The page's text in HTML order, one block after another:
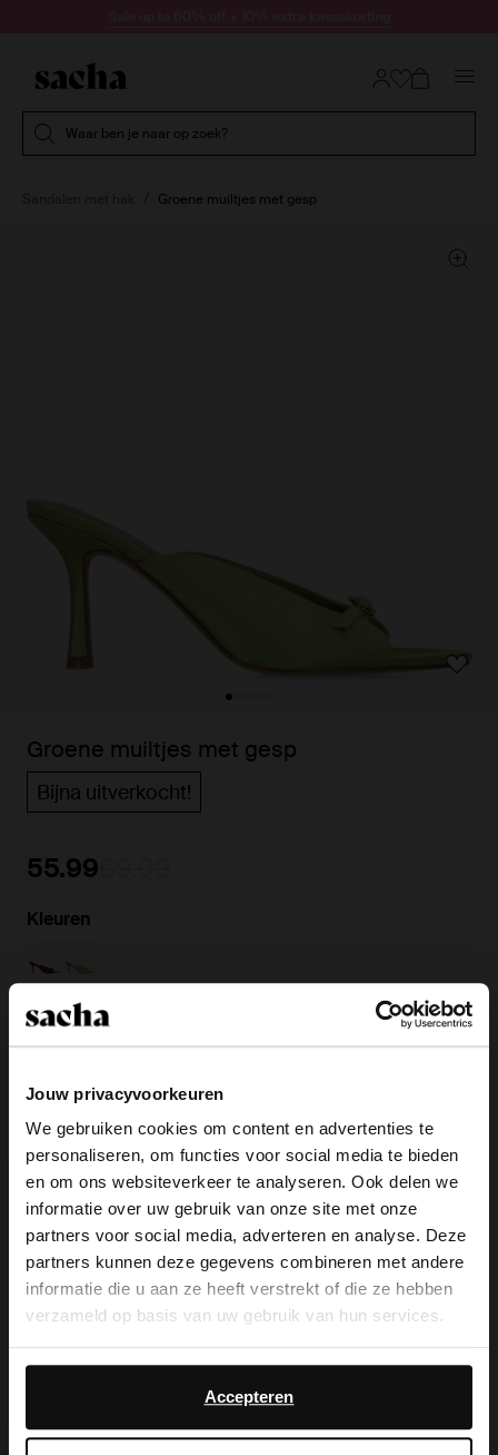
Jouw privacyvoorkeuren
We gebruiken cookies om content en advertenties te
personaliseren, om functies voor social media te bieden
en om ons websiteverkeer te analyseren. Ook delen we
informatie over uw gebruik van onze site met onze
partners voor social media, adverteren en analyse. Deze
partners kunnen deze gegevens combineren met andere
informatie die u aan ze heeft verstrekt of die ze hebben
verzameld op basis van uw gebruik van hun services.
Daarnaast werken wij samen met Google voor
advertentie- en meetdoeleinden. Meer informatie over
hoe Google uw persoonsgegevens gebruikt, vindt u op
Accepteren
Waar ben je naar op zoek?
Groene muiltjes met gesp
Groene muiltjes met gesp
Bijna uitverkocht!
55.99
Kleuren
Kies jouw maat
Snelle levering
Achteraf betalen
14 dagen bedenktijd
Product omschrijving
Deze groene muiltjes van Sacha hebben een satin look
en een dun bandje met gespsluiting. De muiltjes
gemaakt van leer.
Product details
×
View this website in English?
It looks like your language isn't Dutch. Would
you like to switch to English?
English
No, stay in Dutch